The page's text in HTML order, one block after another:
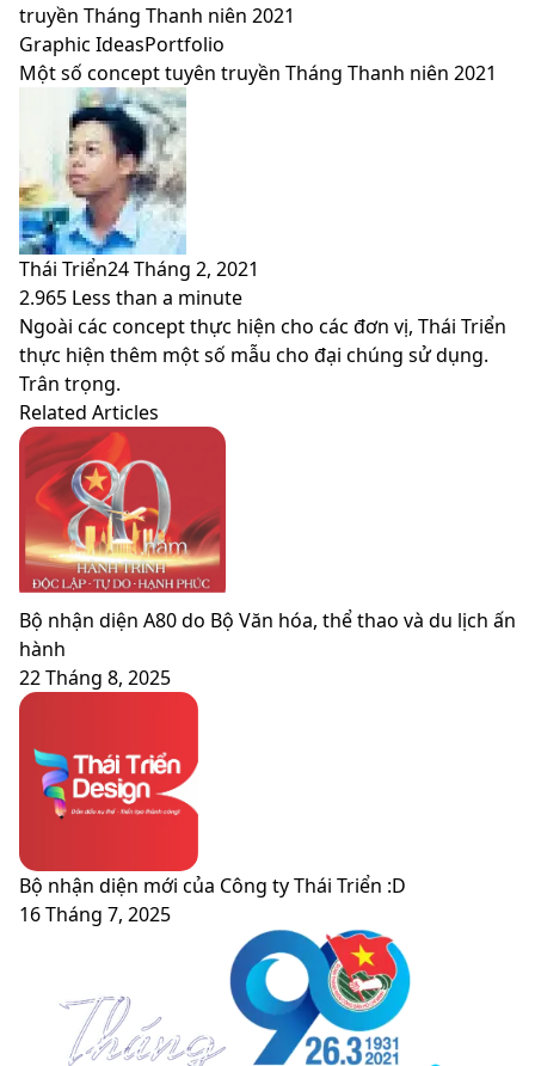
skin
truyền Tháng Thanh niên 2021
Graphic IdeasPortfolio
Một số concept tuyên truyền Tháng Thanh niên 2021
Thái Triển24 Tháng 2, 2021
2.965 Less than a minute
Facebook
X
LinkedIn
Pinterest
Messenger
Messenger
WhatsApp
Telegram
Viber
Share
via
Email
Print
Ngoài các concept thực hiện cho các đơn vị, Thái Triển
thực hiện thêm một số mẫu cho đại chúng sử dụng.
Trân trọng.
Related Articles
Bộ nhận diện A80 do Bộ Văn hóa, thể thao và du lịch ấn
hành
22 Tháng 8, 2025
Bộ nhận diện mới của Công ty Thái Triển :D
16 Tháng 7, 2025